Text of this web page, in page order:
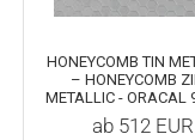
Tafelfolie
Trommeln
HONEYCOMB TIN
– HONEYCOMB
METALLIC - ORACAL
933
ab 512EUR